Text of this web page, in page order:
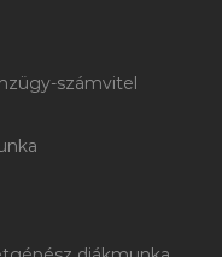
számvitel